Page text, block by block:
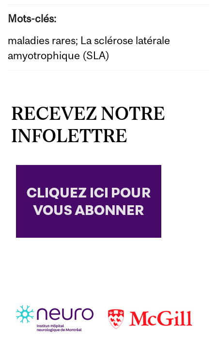
Mots-clés:
maladies rares; La sclérose latérale
amyotrophique (SLA)
RECEVEZ NOTRE
INFOLETTRE